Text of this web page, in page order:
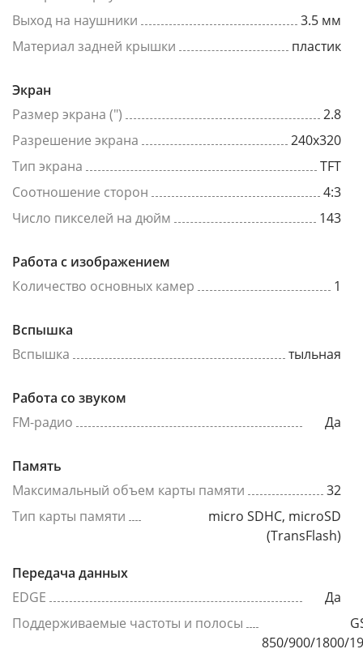
Выход на наушники
3.5 мм
Материал задней крышки
пластик
Экран
Размер экрана (")
2.8
Разрешение экрана
240x320
Тип экрана
TFT
Соотношение сторон
4:3
Число пикселей на дюйм
143
Работа с изображением
Количество основных камер
1
Вспышка
Вспышка
тыльная
Работа со звуком
FM-радио
Да
Память
Максимальный объем карты памяти
32
Тип карты памяти
micro SDHC, microSD
(TransFlash)
Передача данных
EDGE
Да
Поддерживаемые частоты и полосы
850/900/1800/